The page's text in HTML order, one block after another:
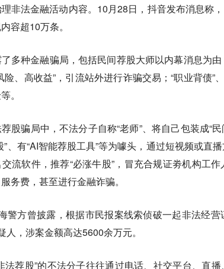
非法金融活动内容。10月28日，抖音发布消息称
容超10万条。
多种金融骗局，包括民间荐股大师以内幕消息为
险、高收益”，引流站外进行诈骗交易；“职业背债”
。
股骗局中，不法分子自称“老师”、将自己包装成“
”、有“AI智能荐股工具”等为噱头，通过短视频或直
流软件，推荐“必涨牛股”，冒充合规证劵机构工
务费，甚至进行金融诈骗。
警方曾披露，根据市民报案线索侦破一起非法经
人，涉案金额高达5600余万元。
法荐股”的不法分子往往通过电话、社交平台、直播